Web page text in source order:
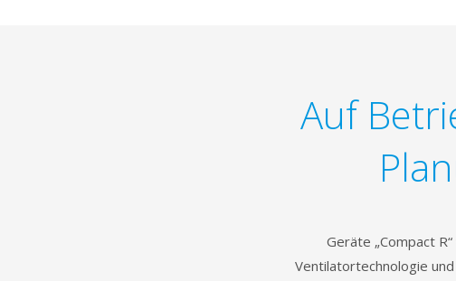
Auf
Geräte „Compact
Ventilatortechnologie